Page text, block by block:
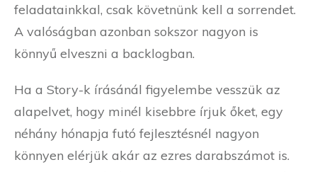
feladatainkkal, csak követnünk kell a sorrendet.
A valóságban azonban sokszor nagyon is
könnyű elveszni a backlogban.
Ha a Story-k írásánál figyelembe vesszük az
alapelvet, hogy minél kisebbre írjuk őket, egy
néhány hónapja futó fejlesztésnél nagyon
könnyen elérjük akár az ezres darabszámot is.